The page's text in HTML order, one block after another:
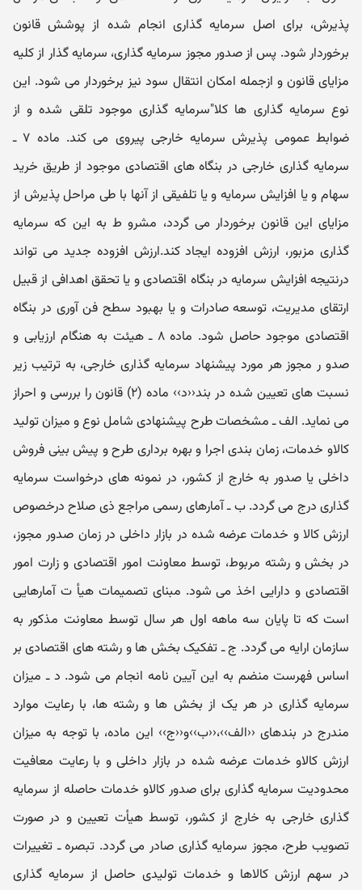
پذیرش، برای اصل سرمایه گذاری انجام شده از پوشش قانون
برخوردار شود. پس از صدور مجوز سرمایه گذاری، سرمایه گذار از کلیه
مزایای قانون و ازجمله امکان انتقال سود نیز برخوردار می شود. این
نوع سرمایه گذاری ها کلا"سرمایه گذاری موجود تلقی شده و از
ضوابط عمومی پذیرش سرمایه خارجی پیروی می کند. ماده ۷ ـ
سرمایه گذاری خارجی در بنگاه های اقتصادی موجود از طریق خرید
سهام و یا افزایش سرمایه و یا تلفیقی از آنها با طی مراحل پذیرش از
مزایای این قانون برخوردار می گردد، مشرو ط به این که سرمایه
گذاری مزبور، ارزش افزوده ایجاد کند.ارزش افزوده جدید می تواند
درنتیجه افزایش سرمایه در بنگاه اقتصادی و یا تحقق اهدافی از قبیل
ارتقای مدیریت، توسعه صادرات و یا بهبود سطح فن آوری در بنگاه
اقتصادی موجود حاصل شود. ماده ۸ ـ هیئت به هنگام ارزیابی و
صدو ر مجوز هر مورد پیشنهاد سرمایه گذاری خارجی، به ترتیب زیر
نسبت های تعیین شده در بند‹‹د›› ماده (۲) قانون را بررسی و احراز
می نماید. الف ـ مشخصات طرح پیشنهادی شامل نوع و میزان تولید
کالاو خدمات، زمان بندی اجرا و بهره برداری طرح و پیش بینی فروش
داخلی یا صدور به خارج از کشور، در نمونه های درخواست سرمایه
گذاری درج می گردد. ب ـ آمارهای رسمی مراجع ذی صلاح درخصوص
ارزش کالا و خدمات عرضه شده در بازار داخلی در زمان صدور مجوز،
در بخش و رشته مربوط، توسط معاونت امور اقتصادی و زارت امور
اقتصادی و دارایی اخذ می شود. مبنای تصمیمات هیأ ت آمارهایی
است که تا پایان سه ماهه اول هر سال توسط معاونت مذکور به
سازمان ارایه می گردد. ج ـ تفکیک بخش ها و رشته های اقتصادی بر
اساس فهرست منضم به این آیین نامه انجام می شود. د ـ میزان
سرمایه گذاری در هر یک از بخش ها و رشته ها، با رعایت موارد
مندرج در بندهای ‹‹الف››،‹‹ب››و‹‹ج›› این ماده، با توجه به میزان
ارزش کالاو خدمات عرضه شده در بازار داخلی و با رعایت معافیت
محدودیت سرمایه گذاری برای صدور کالاو خدمات حاصله از سرمایه
گذاری خارجی به خارج از کشور، توسط هیأت تعیین و در صورت
تصویب طرح، مجوز سرمایه گذاری صادر می گردد. تبصره ـ تغییرات
در سهم ارزش کالاها و خدمات تولیدی حاصل از سرمایه گذاری